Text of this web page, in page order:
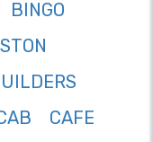
BINGO
CAFE